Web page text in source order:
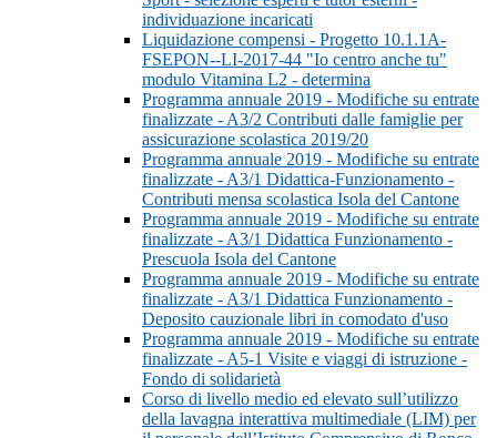
individuazione incaricati
Liquidazione compensi - Progetto 10.1.1A-
FSEPON--LI-2017-44 "Io centro anche tu"
modulo Vitamina L2 - determina
Programma annuale 2019 - Modifiche su entrate
finalizzate - A3/2 Contributi dalle famiglie per
assicurazione scolastica 2019/20
Programma annuale 2019 - Modifiche su entrate
finalizzate - A3/1 Didattica-Funzionamento -
Contributi mensa scolastica Isola del Cantone
Programma annuale 2019 - Modifiche su entrate
finalizzate - A3/1 Didattica Funzionamento -
Prescuola Isola del Cantone
Programma annuale 2019 - Modifiche su entrate
finalizzate - A3/1 Didattica Funzionamento -
Deposito cauzionale libri in comodato d'uso
Programma annuale 2019 - Modifiche su entrate
finalizzate - A5-1 Visite e viaggi di istruzione -
Fondo di solidarietà
Corso di livello medio ed elevato sull’utilizzo
della lavagna interattiva multimediale (LIM) per